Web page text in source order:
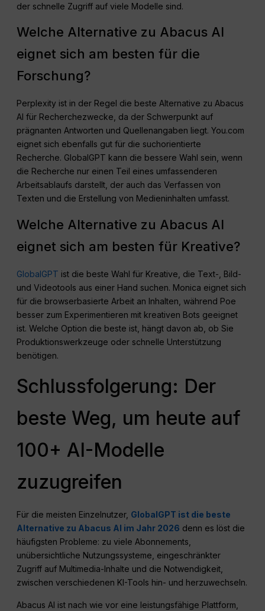
der schnelle Zugriff auf viele Modelle sind.
Welche Alternative zu Abacus AI
eignet sich am besten für die
Forschung?
Perplexity ist in der Regel die beste Alternative zu Abacus
AI für Recherchezwecke, da der Schwerpunkt auf
prägnanten Antworten und Quellenangaben liegt. You.com
eignet sich ebenfalls gut für die suchorientierte
Recherche. GlobalGPT kann die bessere Wahl sein, wenn
die Recherche nur einen Teil eines umfassenderen
Arbeitsablaufs darstellt, der auch das Verfassen von
Texten und die Erstellung von Medieninhalten umfasst.
Welche Alternative zu Abacus AI
eignet sich am besten für Kreative?
GlobalGPT ist die beste Wahl für Kreative, die Text-, Bild-
und Videotools aus einer Hand suchen. Monica eignet sich
für die browserbasierte Arbeit an Inhalten, während Poe
besser zum Experimentieren mit kreativen Bots geeignet
ist. Welche Option die beste ist, hängt davon ab, ob Sie
Produktionswerkzeuge oder schnelle Unterstützung
benötigen.
Schlussfolgerung: Der
beste Weg, um heute auf
100+ AI-Modelle
zuzugreifen
Für die meisten Einzelnutzer, GlobalGPT ist die beste
Alternative zu Abacus AI im Jahr 2026 denn es löst die
häufigsten Probleme: zu viele Abonnements,
unübersichtliche Nutzungssysteme, eingeschränkter
Zugriff auf Multimedia-Inhalte und die Notwendigkeit,
zwischen verschiedenen KI-Tools hin- und herzuwechseln.
Abacus AI ist nach wie vor eine leistungsfähige Plattform,